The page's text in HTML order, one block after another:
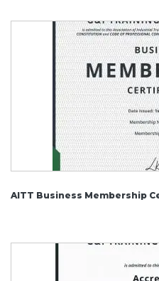
AITT Business Membership